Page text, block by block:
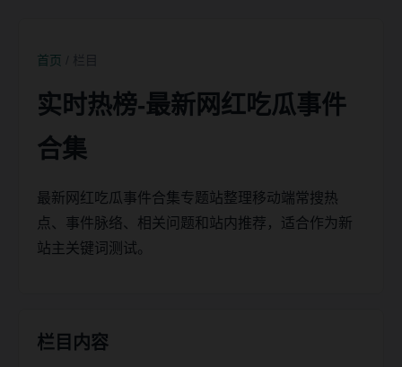
首页
实时热榜-最新网红吃瓜事件
合集
最新网红吃瓜事件合集专题站整理移动端常搜热
点、事件脉络、相关问题和站内推荐，适合作为新
站主关键词测试。
栏目内容